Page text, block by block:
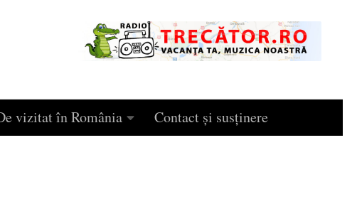
vizitat în România Contact și susținere